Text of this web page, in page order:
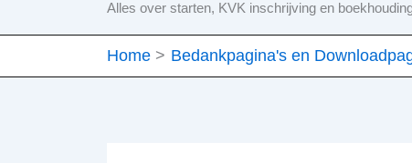
Alles over starten, KVK inschrijving en
Home Bedankpagina's en